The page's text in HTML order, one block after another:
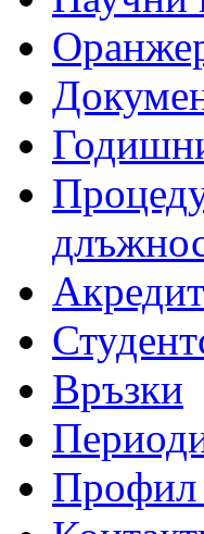
Връзки
Профил